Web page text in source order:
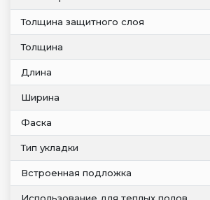
Толщина защитного слоя
Толщина
Длина
Ширина
Фаска
Тип укладки
Встроенная подложка